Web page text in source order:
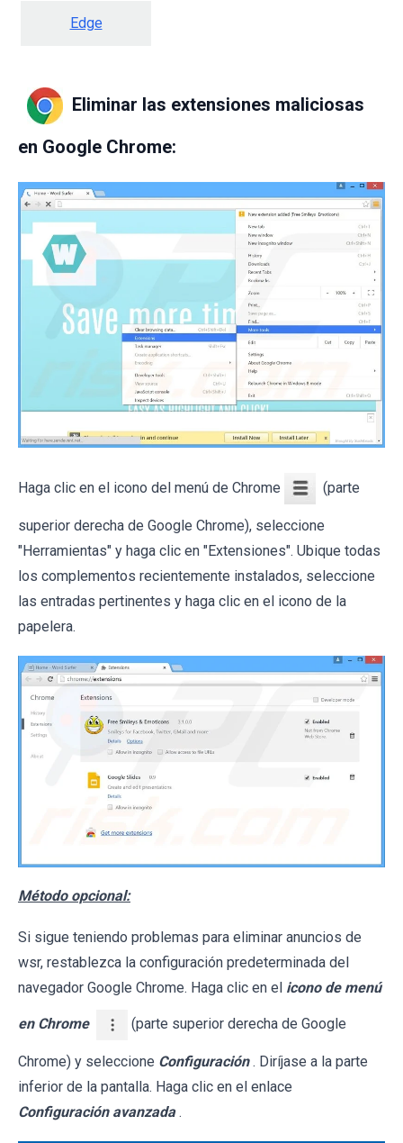
Edge
Eliminar las extensiones maliciosas
en Google Chrome:
Haga clic en el icono del menú de Chrome (parte
superior derecha de Google Chrome), seleccione
"Herramientas" y haga clic en "Extensiones". Ubique todas
los complementos recientemente instalados, seleccione
las entradas pertinentes y haga clic en el icono de la
papelera.
Método opcional:
Si sigue teniendo problemas para eliminar anuncios de
wsr, restablezca la configuración predeterminada del
navegador Google Chrome. Haga clic en el icono de menú
en Chrome (parte superior derecha de Google
Chrome) y seleccione Configuración . Diríjase a la parte
inferior de la pantalla. Haga clic en el enlace
Configuración avanzada .